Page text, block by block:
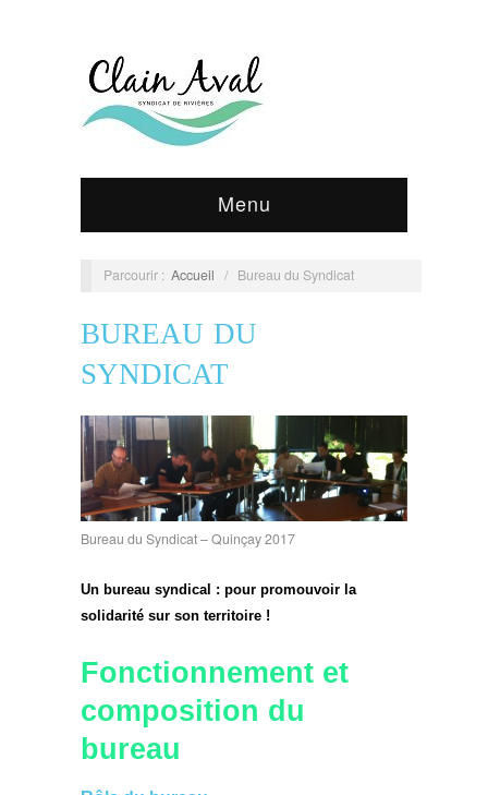
Menu
Parcourir : Accueil / Bureau du Syndicat
BUREAU DU
SYNDICAT
Bureau du Syndicat – Quinçay 2017
Un bureau syndical : pour promouvoir la
solidarité sur son territoire !
Fonctionnement et
composition du
bureau